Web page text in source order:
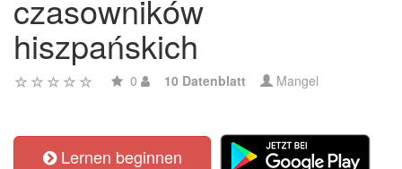
czasowników
hiszpańskich
0 10 Datenblatt Mangel
Lernen beginnen